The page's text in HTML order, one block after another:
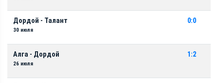
Дордой - Талант
30 июля
0:0
Алга - Дордой
26 июля
1:2